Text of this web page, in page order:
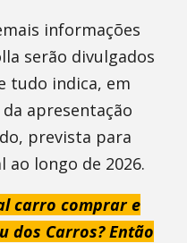
informações
serão divulgados
tudo indica, em
apresentação
prevista para
longo de 2026.
carro comprar e
dos Carros? Então